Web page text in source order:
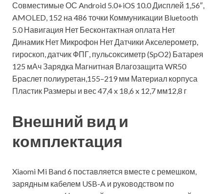
Совместимые ОС Android 5.0+iOS 10.0 Дисплей 1,56″,
AMOLED, 152 на 486 точки Коммуникации Bluetooth
5.0 Навигация Нет Бесконтактная оплата Нет
Динамик Нет Микрофон Нет Датчики Акселерометр,
гироскоп, датчик ФПГ, пульсоксиметр (SpO2) Батарея
125 мАч Зарядка Магнитная Влагозащита WR50
Браслет полиуретан,155–219 мм Материал корпуса
Пластик Размеры и вес 47,4 x 18,6 x 12,7 мм12,8 г
Внешний вид и
комплектация
Xiaomi Mi Band 6 поставляется вместе с ремешком,
зарядным кабелем USB-A и руководством по